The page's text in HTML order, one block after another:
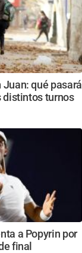
Juan: qué pasará
distintos turnos
a Popyrin por
final